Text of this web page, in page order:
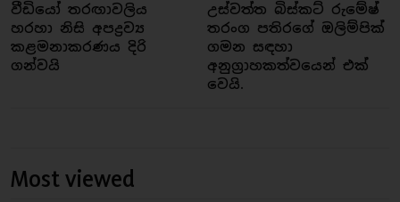
වීඩියෝ තරඟාවලිය
හරහා නිසි අපද්‍රව්‍ය
කළමනාකරණය දිරි
ගන්වයි
උස්වත්ත බිස්කට් රුමේෂ්
තරංග පතිරගේ ඔලිම්පික්
ගමන සඳහා
අනුග්‍රාහකත්වයෙන් එක්
වෙයි.
Most viewed